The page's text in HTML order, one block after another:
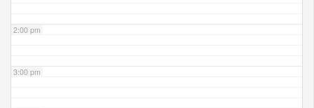
2:00 pm
3:00 pm